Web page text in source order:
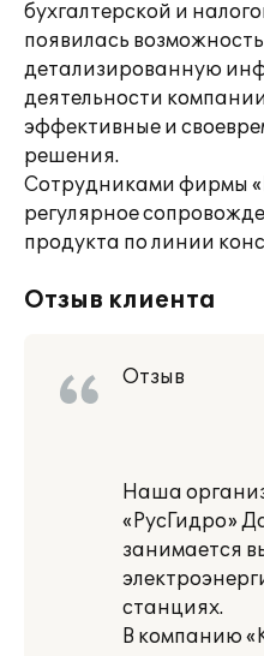
бухгалтерской и
появилась
детализированную
деятельности
эффективные и
решения.
Сотрудниками фирмы
регулярное
продукта по линии
Отзыв клиента
Отзыв
Наша
«РусГидро»
занимается
станциях.
В компанию